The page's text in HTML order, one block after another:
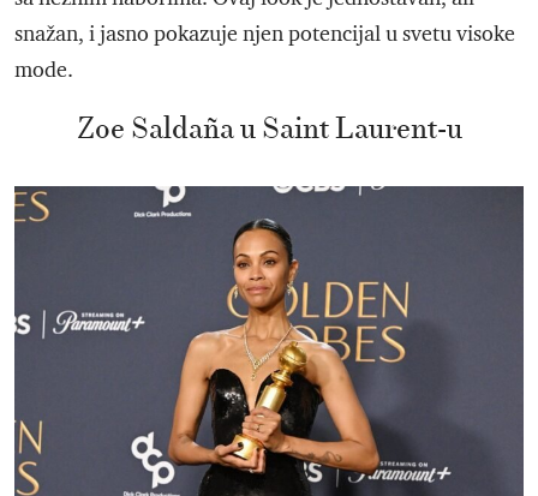
snažan, i jasno pokazuje njen potencijal u svetu visoke
mode.
Zoe Saldaña u Saint Laurent-u